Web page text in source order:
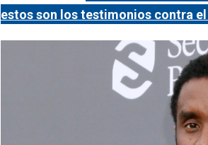
estos son los testimonios contra